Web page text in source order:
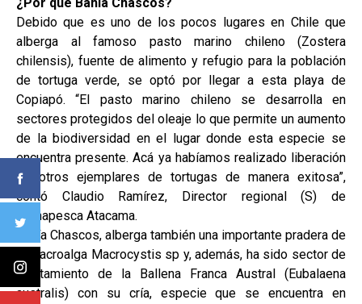
Debido que es uno de los pocos lugares en Chile que
alberga al famoso pasto marino chileno (Zostera
chilensis), fuente de alimento y refugio para la población
de tortuga verde, se optó por llegar a esta playa de
Copiapó. “El pasto marino chileno se desarrolla en
sectores protegidos del oleaje lo que permite un aumento
de la biodiversidad en el lugar donde esta especie se
encuentra presente. Acá ya habíamos realizado liberación
de otros ejemplares de tortugas de manera exitosa”,
contó Claudio Ramírez, Director regional (S) de
Sernapesca Atacama.
Bahía Chascos, alberga también una importante pradera de
la macroalga Macrocystis sp y, además, ha sido sector de
avistamiento de la Ballena Franca Austral (Eubalaena
australis) con su cría, especie que se encuentra en